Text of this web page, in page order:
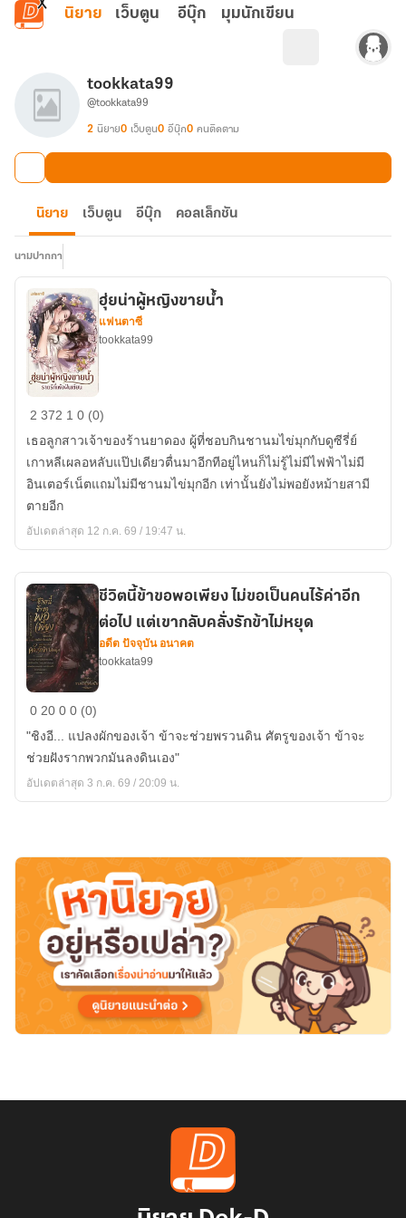
ข้ามไปยังเนื้อหาหลัก
นิยาย เว็บตูน อีบุ๊ก มุมนักเขียน
tookkata99
@tookkata99
2 นิยาย0 เว็บตูน0 อีบุ๊ก0 คนติดตาม
นิยาย เว็บตูน อีบุ๊ก คอลเล็กชัน
นามปากกา
ฮุ่ย
ผู้
หญิง
ขาย
น้ำ
ฮุ่ยน่าผู้หญิงขายน้ำ
แฟนตาซี
tookkata99
2 372 1 0 (0)
เธอลูกสาวเจ้าของร้านยาดอง ผู้ที่ชอบกินชานมไข่มุกกับดูซีรี่ย์
เกาหลีเผลอหลับแป๊ปเดียวตื่นมาอีกทีอยู่ไหนก็ไม่รู้ไม่มีไฟฟ้าไม่มี
อินเตอร์เน็ตแถมไม่มีชานมไข่มุกอีก เท่านั้นยังไม่พอยังหม้ายสามี
ตายอีก
อัปเดตล่าสุด 12 ก.ค. 69 / 19:47 น.
ชีวิต
ข้า
ขอ
พอ
ขอ
เป็น
คน
ค่า
อีก
ต่อ
ไป
แต่
ชีวิตนี้ข้าขอพอเพียง ไม่ขอเป็นคนไร้ค่าอีก
ต่อไป แต่เขากลับคลั่งรักข้าไม่หยุด
อดีต ปัจจุบัน อนาคต
tookkata99
0 20 0 0 (0)
​"ชิงอี... แปลงผักของเจ้า ข้าจะช่วยพรวนดิน ศัตรูของเจ้า ข้าจะ
ช่วยฝังรากพวกมันลงดินเอง"
อัปเดตล่าสุด 3 ก.ค. 69 / 20:09 น.